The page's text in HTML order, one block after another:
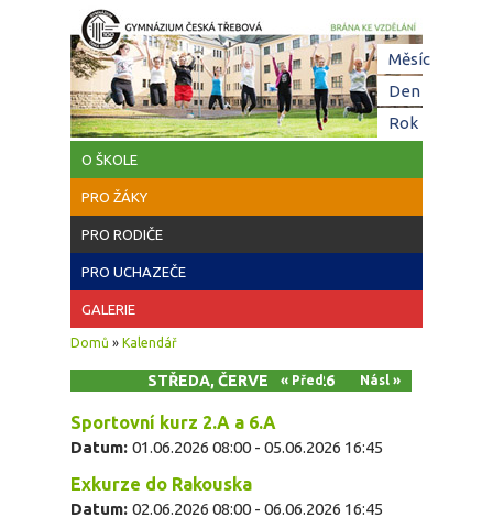
Přejít k hlavnímu obsahu
O ŠKOLE
PRO ŽÁKY
PRO RODIČE
PRO UCHAZEČE
GALERIE
Jste zde
Domů » Kalendář
STŘEDA, ČERVEN 3, 2026
« Před Násl »
Sportovní kurz 2.A a 6.A
Datum: 01.06.2026 08:00 - 05.06.2026 16:45
Exkurze do Rakouska
Datum: 02.06.2026 08:00 - 06.06.2026 16:45
Měsíc
Den(aktivní
Rok